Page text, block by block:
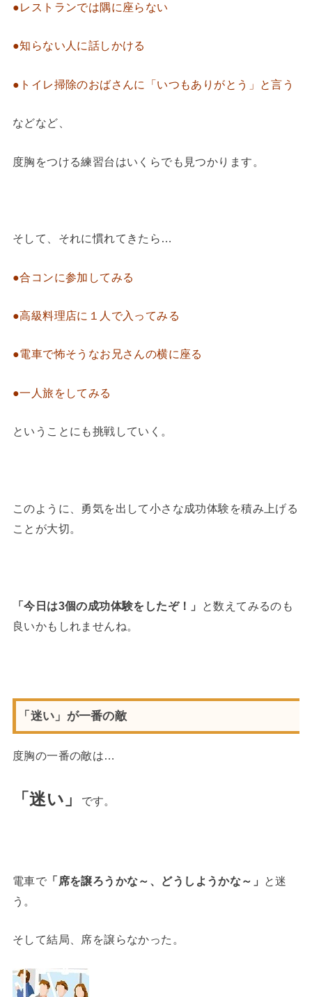
●レストランでは隅に座らない
●知らない人に話しかける
●トイレ掃除のおばさんに「いつもありがとう」と言う
などなど、
度胸をつける練習台はいくらでも見つかります。
そして、それに慣れてきたら…
●合コンに参加してみる
●高級料理店に１人で入ってみる
●電車で怖そうなお兄さんの横に座る
●一人旅をしてみる
ということにも挑戦していく。
このように、勇気を出して小さな成功体験を積み上げる
ことが大切。
「今日は3個の成功体験をしたぞ！」
と数えてみるのも
良いかもしれませんね。
「迷い」が一番の敵
度胸の一番の敵は…
「迷い」 です。
電車で 「席を譲ろうかな～、どうしようかな～」
と迷
う。
そして結局、席を譲らなかった。